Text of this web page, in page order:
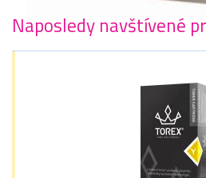
Naposledy navštívené